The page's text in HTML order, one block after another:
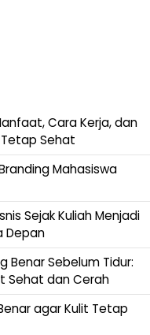
Cara Kerja, dan
Sehat
Mahasiswa
Sejak Kuliah Menjadi
Depan
Benar Sebelum Tidur:
Sehat dan Cerah
agar Kulit Tetap